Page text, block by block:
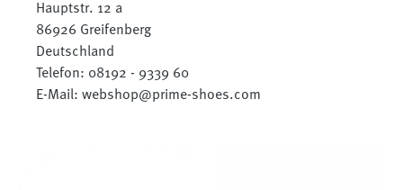
Hauptstr. 12 a
86926 Greifenberg
Deutschland
Telefon: 08192 - 9339 60
E-Mail: webshop@prime-shoes.com